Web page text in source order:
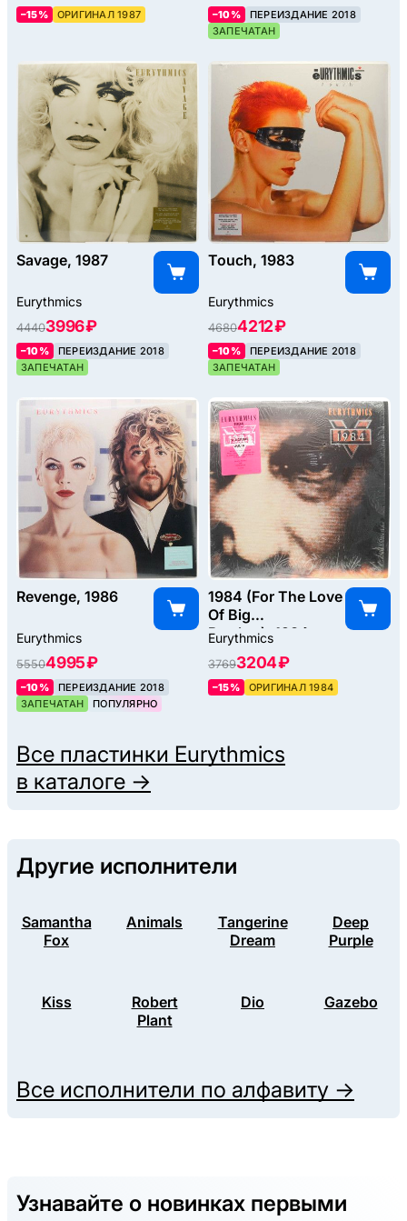
–15% ОРИГИНАЛ 1987 –10%
ПЕРЕИЗДАНИЕ 2018
ЗАПЕЧАТАН
Savage, 1987
Eurythmics
44403996 ₽
–10%
ПЕРЕИЗДАНИЕ 2018
ЗАПЕЧАТАН
Touch, 1983
Eurythmics
46804212 ₽
–10%
ПЕРЕИЗДАНИЕ 2018
ЗАПЕЧАТАН
Revenge, 1986
Eurythmics
55504995 ₽
–10%
ПЕРЕИЗДАНИЕ 2018
ЗАПЕЧАТАН
ПОПУЛЯРНО
1984 (For The Love
Of Big
Brother), 1984
Eurythmics
37693204 ₽
–15% ОРИГИНАЛ 1984
Все пластинки Eurythmics
в каталоге →
Другие исполнители
Samantha
Fox
Animals
Tangerine
Dream
Deep
Purple
Kiss
Robert
Plant
Dio Gazebo
Все исполнители по алфавиту →
Узнавайте о новинках первыми